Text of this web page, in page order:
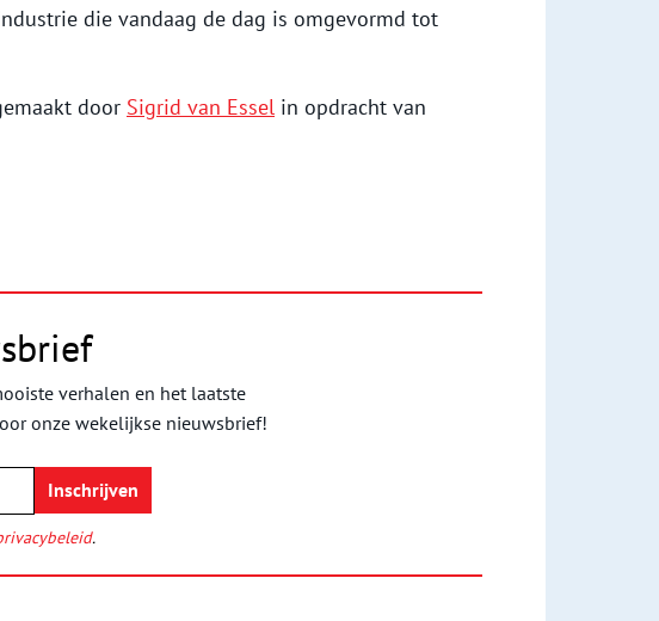
die vandaag de dag is omgevormd tot
door Sigrid van Essel in opdracht van
verhalen en het laatste
onze wekelijkse nieuwsbrief!
.